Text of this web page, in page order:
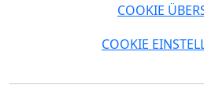
COOKIE
COOKIE